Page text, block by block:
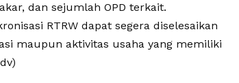
dan sejumlah OPD terkait.
RTRW dapat segera diselesaikan
maupun aktivitas usaha yang memiliki